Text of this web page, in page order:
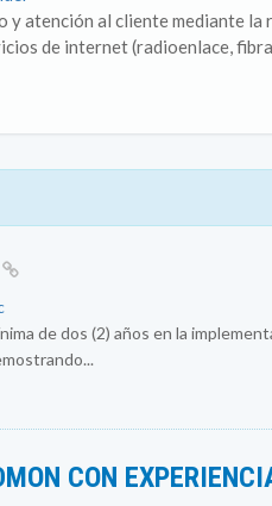
atención al cliente mediante la
de internet (radioenlace,
de dos (2) años en la
CON